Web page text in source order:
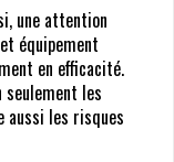
une attention
équipement
en efficacité.
seulement les
aussi les risques